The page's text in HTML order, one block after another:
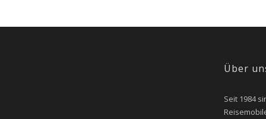
Über
Seit 1984